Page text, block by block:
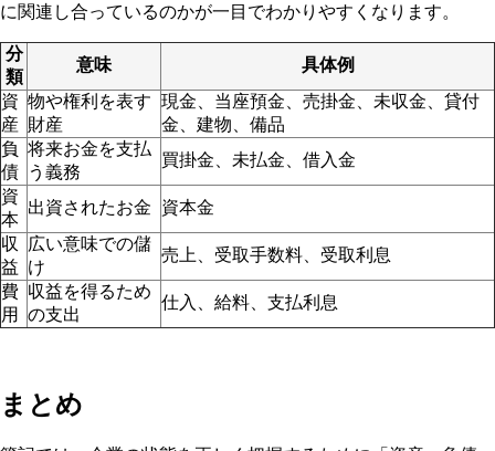
に関連し合っているのかが一目でわかりやすくなります。
分
類
意味
具体例
資
産
物や権利を表す
財産
現金、当座預金、売掛金、未収金、貸付
金、建物、備品
負
債
将来お金を支払
う義務
買掛金、未払金、借入金
資
本
出資されたお金
資本金
収
益
広い意味での儲
け
売上、受取手数料、受取利息
費
用
収益を得るため
の支出
仕入、給料、支払利息
まとめ